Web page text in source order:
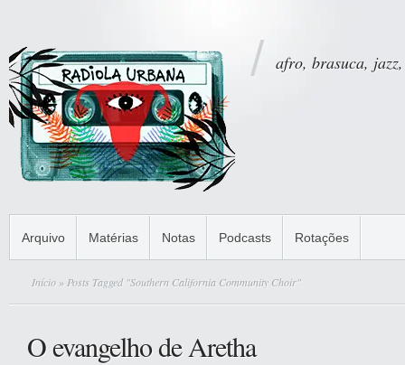
afro, brasuca,
Arquivo Matérias Notas Podcasts Rotações
Início » Posts Tagged "Southern California Community Choir"
O evangelho de Aretha